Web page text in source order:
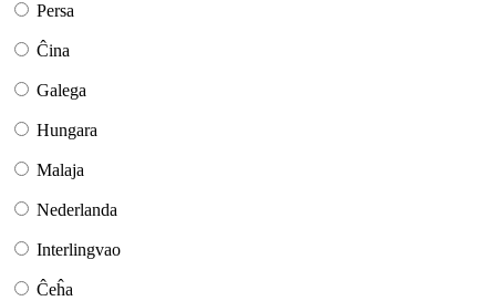
Persa
Ĉina
Galega
Hungara
Malaja
Nederlanda
Interlingvao
Ĉeĥa